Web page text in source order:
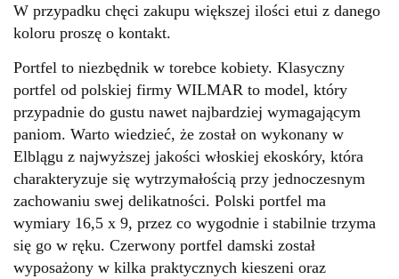
W przypadku chęci zakupu większej ilości etui z danego
koloru proszę o kontakt.
Portfel to niezbędnik w torebce kobiety. Klasyczny
portfel od polskiej firmy WILMAR to model, który
przypadnie do gustu nawet najbardziej wymagającym
paniom. Warto wiedzieć, że został on wykonany w
Elblągu z najwyższej jakości włoskiej ekoskóry, która
charakteryzuje się wytrzymałością przy jednoczesnym
zachowaniu swej delikatności. Polski portfel ma
wymiary 16,5 x 9, przez co wygodnie i stabilnie trzyma
się go w ręku. Czerwony portfel damski został
wyposażony w kilka praktycznych kieszeni oraz